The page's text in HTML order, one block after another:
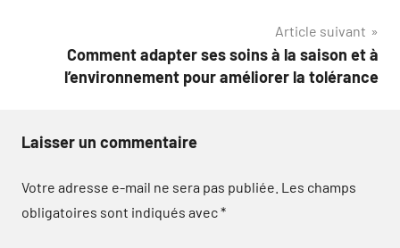
Article suivant
Comment adapter ses soins à la saison et à
l’environnement pour améliorer la tolérance
Laisser un commentaire
Votre adresse e-mail ne sera pas publiée. Les champs
obligatoires sont indiqués avec*